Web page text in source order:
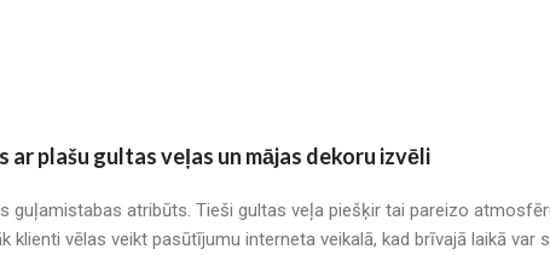
ar plašu gultas veļas un mājas dekoru izvēli
guļamistabas atribūts. Tieši gultas veļa piešķir tai pareizo
klienti vēlas veikt pasūtījumu interneta veikalā, kad brīvajā laikā